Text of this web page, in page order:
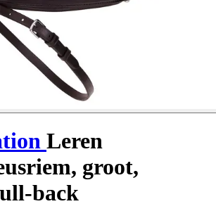
Leren
groot,
back